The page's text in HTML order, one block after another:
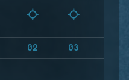
02 03